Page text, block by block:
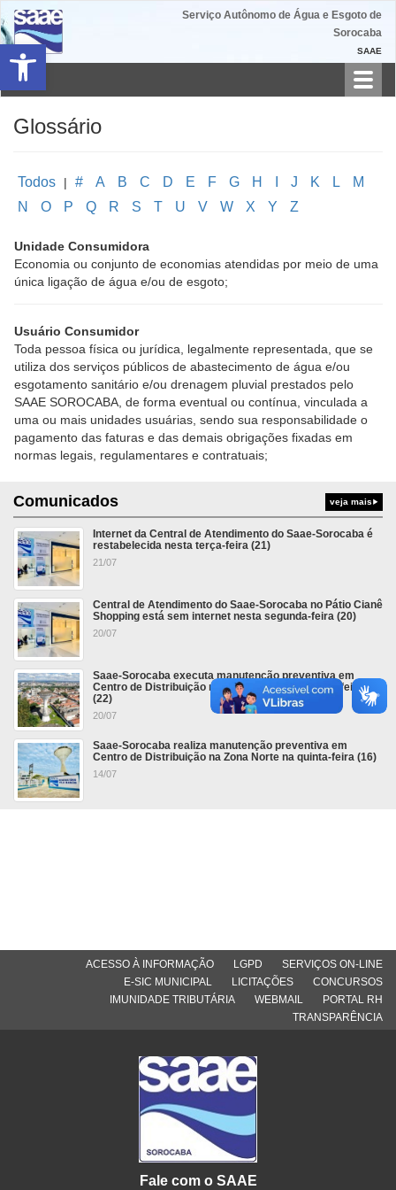
Barra de Ferramentas Aberta
Serviço Autônomo de Água e Esgoto de
Sorocaba
SAAE
Glossário
Todos | # A B C D E F G H J K L
M
N
O P Q R S T U V W X Y Z
Unidade Consumidora
Economia ou conjunto de economias atendidas por meio de uma
única ligação de água e/ou de esgoto;
Usuário Consumidor
Toda pessoa física ou jurídica, legalmente representada, que se
utiliza dos serviços públicos de abastecimento de água e/ou
esgotamento sanitário e/ou drenagem pluvial prestados pelo
SAAE SOROCABA, de forma eventual ou contínua, vinculada a
uma ou mais unidades usuárias, sendo sua responsabilidade o
pagamento das faturas e das demais obrigações fixadas em
normas legais, regulamentares e contratuais;
Comunicados veja mais
Internet da Central de Atendimento do Saae-Sorocaba é
restabelecida nesta terça-feira (21)
21/07
Central de Atendimento do Saae-Sorocaba no Pátio Cianê
Shopping está sem internet nesta segunda-feira (20)
20/07
Saae-Sorocaba executa manutenção preventiva em
Centro de Distribuição na Vila Santana na quarta-feira
(22)
20/07
Saae-Sorocaba realiza manutenção preventiva em
Centro de Distribuição na Zona Norte na quinta-feira (16)
14/07
ACESSO À INFORMAÇÃO LGPD
SERVIÇOS ON-LINE
E-SIC MUNICIPAL
LICITAÇÕES
CONCURSOS
IMUNIDADE TRIBUTÁRIA
WEBMAIL
PORTAL RH
TRANSPARÊNCIA
Fale com o SAAE